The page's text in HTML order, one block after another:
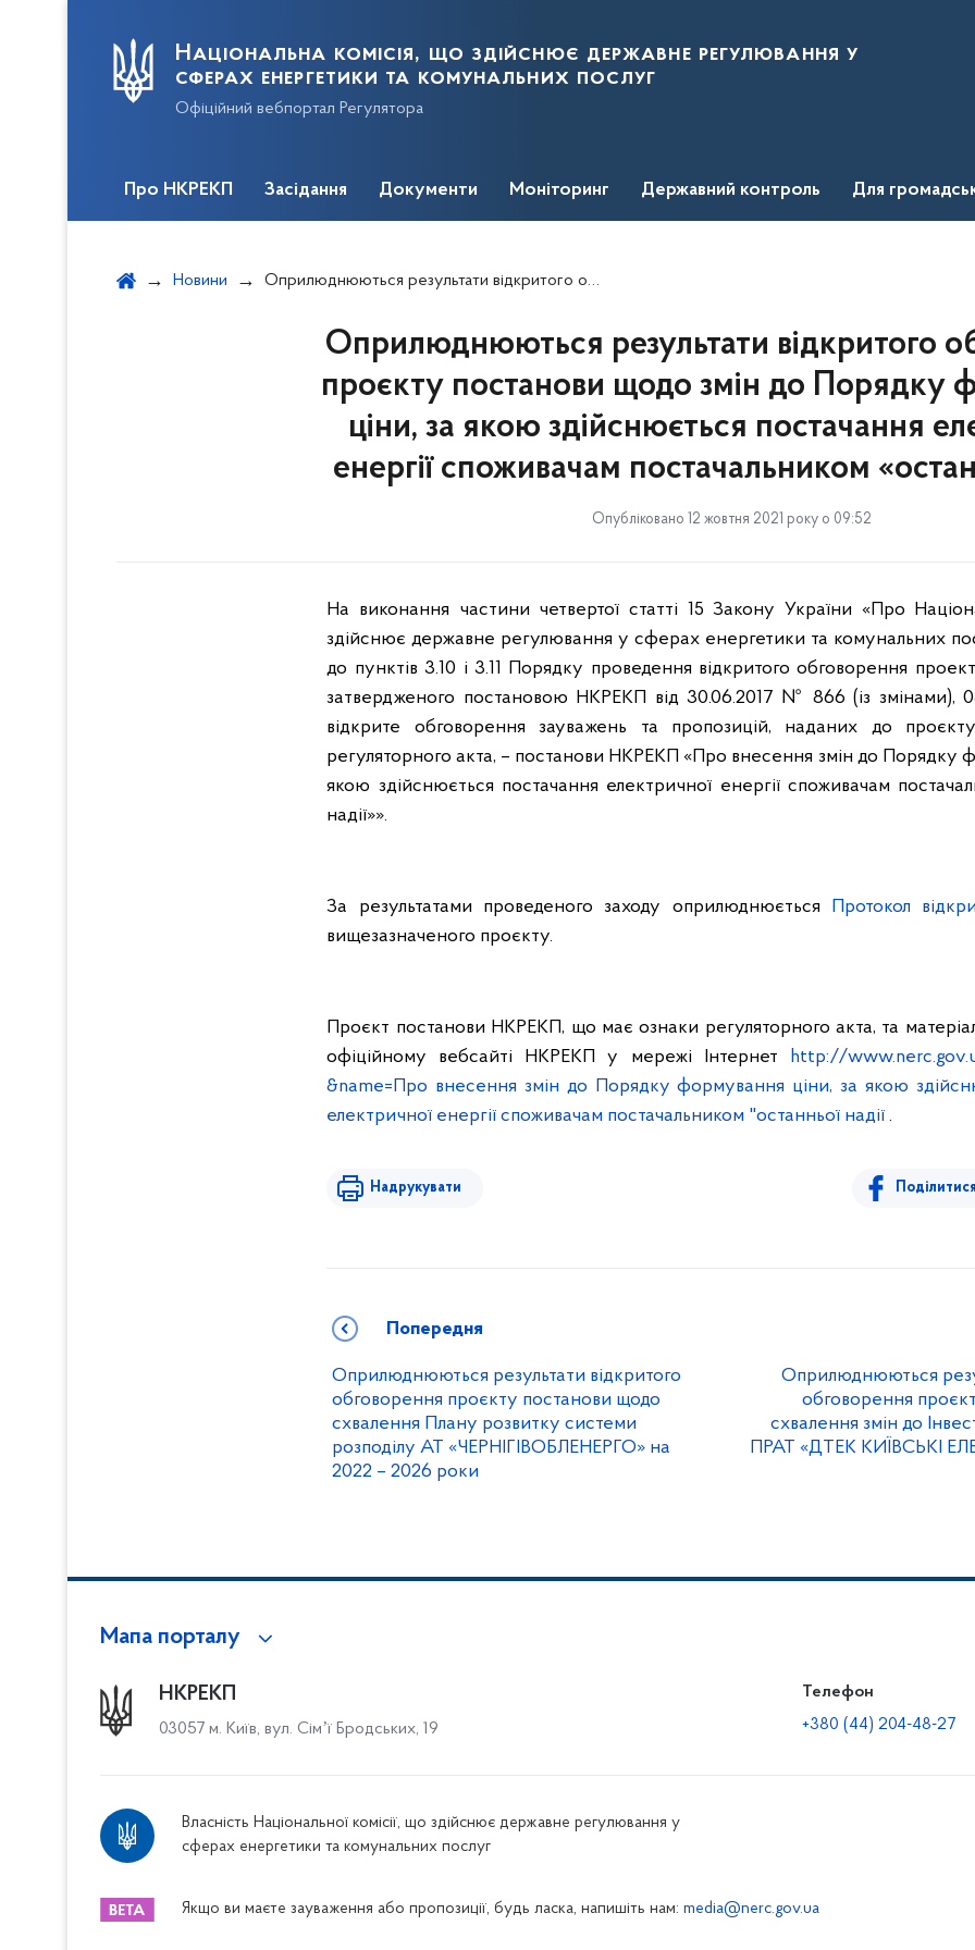
Національна комісія, що здійснює державне регулювання у
сферах енергетики та комунальних послуг
Офіційний вебпортал Регулятора
Про НКРЕКП Засідання Документи Моніторинг Державний контроль Для
Новини Оприлюднюються результати відкритого обговорення проєкту постанови щодо змін до Порядку формування ціни, за якою здійснюється постачання електричної енергії споживачам постачальником «останньої надії»
Оприлюднюються результати відкритого
проєкту постанови щодо змін до Порядку
ціни, за якою здійснюється постачання
енергії споживачам постачальником
Опубліковано 12 жовтня 2021 року о 09:52
На виконання частини четвертої статті 15 Закону України «Про
здійснює державне регулювання у сферах енергетики та комунальних
до пунктів 3.10 і 3.11 Порядку проведення відкритого обговорення
затвердженого постановою НКРЕКП від 30.06.2017 № 866 (із змінами),
відкрите обговорення зауважень та пропозицій, наданих до
регуляторного акта, – постанови НКРЕКП «Про внесення змін до Порядку
якою здійснюється постачання електричної енергії споживачам
надії»».
За результатами проведеного заходу оприлюднюється Протокол
вищезазначеного проєкту.
Проєкт постанови НКРЕКП, що має ознаки регуляторного акта, та
офіційному вебсайті НКРЕКП у мережі Інтернет http://
&name=Про внесення змін до Порядку формування ціни, за якою
електричної енергії споживачам постачальником "останньої надії .
Надрукувати
Попередня
Оприлюднюються результати відкритого
обговорення проєкту постанови щодо
схвалення Плану розвитку системи
розподілу АТ «ЧЕРНІГІВОБЛЕНЕРГО» на
2022 – 2026 роки
Оприлюднюються
обговорення
схвалення змін до
ПРАТ «ДТЕК КИЇВСЬКІ
Мапа порталу
НКРЕКП
03057 м. Київ, вул. Сімʼї Бродських, 19
Телефон
+380 (44) 204-48-27
Власність Національної комісії, що здійснює державне регулювання у
сферах енергетики та комунальних послуг
Якщо ви маєте зауваження або пропозиції, будь ласка, напишіть нам: media@nerc.gov.ua